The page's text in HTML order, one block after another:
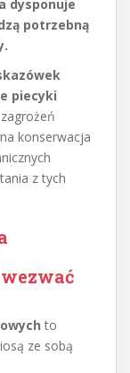
dysponuje
potrzebną
piecyki
konserwacja
z tych
to
ze sobą